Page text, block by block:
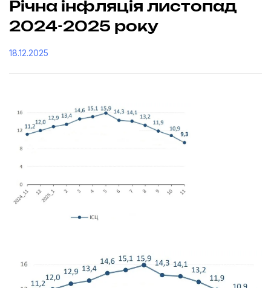
Річна інфляція листопад
2024-2025 року
18.12.2025